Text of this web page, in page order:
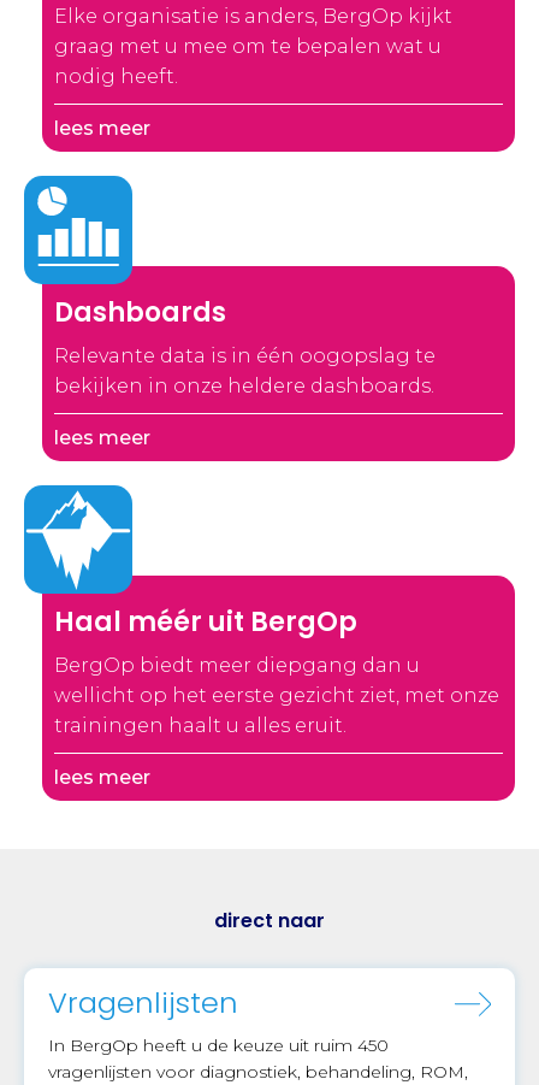
Elke organisatie is anders, BergOp kijkt
graag met u mee om te bepalen wat u
nodig heeft.
lees meer
Dashboards
Relevante data is in één oogopslag te
bekijken in onze heldere dashboards.
lees meer
Haal méér uit BergOp
BergOp biedt meer diepgang dan u
wellicht op het eerste gezicht ziet, met onze
trainingen haalt u alles eruit.
lees meer
direct naar
Vragenlijsten
In BergOp heeft u de keuze uit ruim 450
vragenlijsten voor diagnostiek, behandeling, ROM,